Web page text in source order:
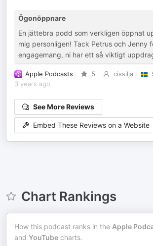
Ögonöppnare
En jättebra podd som verkligen öppnat
mig personligen! Tack Petrus och Jenny
engagemang, ni har ett så viktigt
Apple Podcasts 5 cissilja
3 years ago
See More Reviews
Embed These Reviews on a Website
Chart Rankings
How this podcast ranks in the Apple
and YouTube charts.